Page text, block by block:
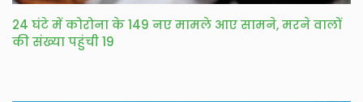
24 घंटे में कोरोना के 149 नए मामले आए सामने, मरने वालों
की संख्या पहुंची 19